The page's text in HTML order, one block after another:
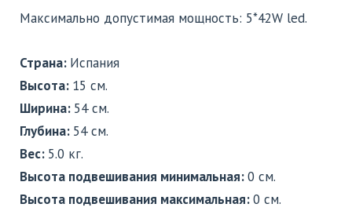
Максимально допустимая мощность: 5*42W led.
Страна: Испания
Высота: 15 см.
Ширина: 54 см.
Глубина: 54 см.
Вес: 5.0 кг.
Высота подвешивания минимальная:0 см.
Высота подвешивания максимальная:0 см.